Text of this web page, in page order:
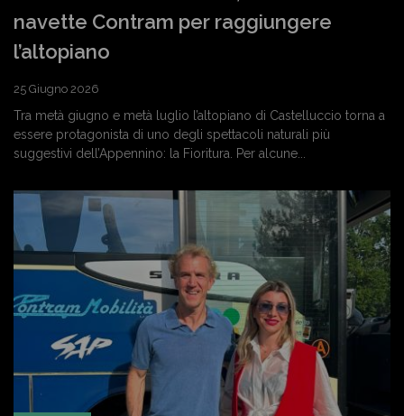
navette Contram per raggiungere
l’altopiano
25 Giugno 2026
Tra metà giugno e metà luglio l’altopiano di Castelluccio torna a
essere protagonista di uno degli spettacoli naturali più
suggestivi dell’Appennino: la Fioritura. Per alcune...